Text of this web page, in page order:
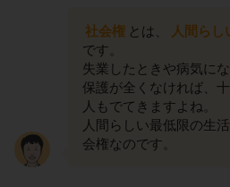
社会権 とは、
人間らし
です。
失業したときや病気に
保護が全くなければ、
人もでてきますよね。
人間らしい最低限の生
会権なのです。